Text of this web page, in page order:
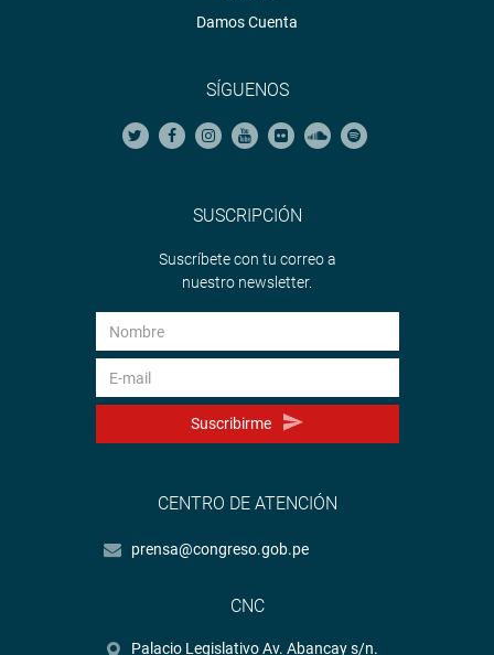
Damos Cuenta
SÍGUENOS
SUSCRIPCIÓN
Suscríbete con tu correo a
nuestro newsletter.
Suscribirme
CENTRO DE ATENCIÓN
prensa@congreso.gob.pe
CNC
Palacio Legislativo Av. Abancay s/n.